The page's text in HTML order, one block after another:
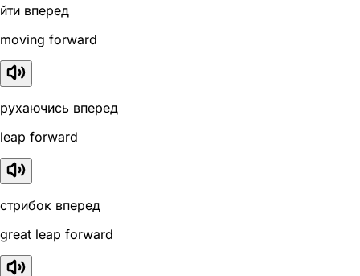
йти вперед
moving forward
рухаючись вперед
leap forward
стрибок вперед
great leap forward